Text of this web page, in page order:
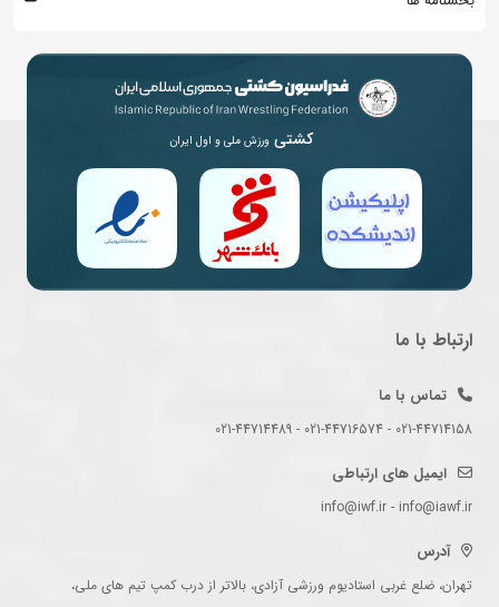
کشتی ورزش ملی و اول ایران
ارتباط با ما
تماس با ما
021-44714158 - 021-44716574 - 021-44714489
ایمیل های ارتباطی
info@iwf.ir - info@iawf.ir
آدرس
تهران، ضلع غربی استادیوم ورزشی آزادی، بالاتر از درب کمپ تیم های ملی،